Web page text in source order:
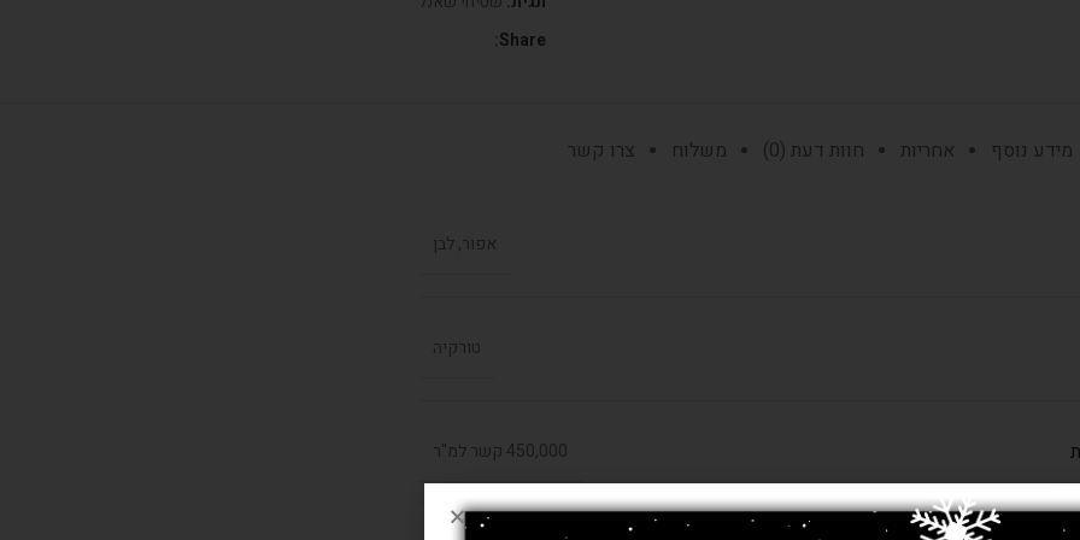
Share:
מידע נוסף אחריות חוות דעת (0) משלוח צרו קשר
אפור, לבן
טורקיה
450,000 קשר למ"ר